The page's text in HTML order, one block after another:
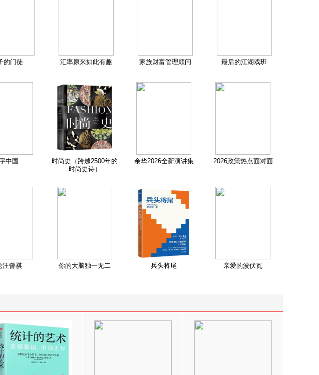
的门徒 汇率原来如此有趣 家族财富管理顾问 最后的江湖戏班
中国
时尚史（跨越2500年的
时尚史诗）
余华2026全新演讲集 2026政策热点面对面
汪曾祺 你的大脑独一无二 兵头将尾 亲爱的波伏瓦